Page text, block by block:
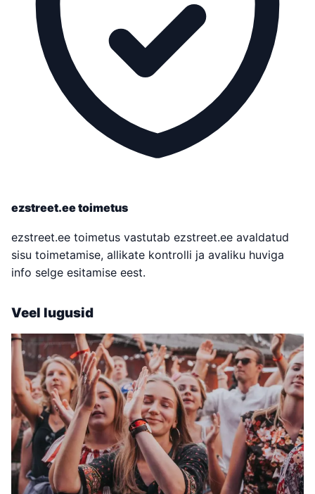
ezstreet.ee toimetus
ezstreet.ee toimetus vastutab ezstreet.ee avaldatud
sisu toimetamise, allikate kontrolli ja avaliku huviga
info selge esitamise eest.
Veel lugusid